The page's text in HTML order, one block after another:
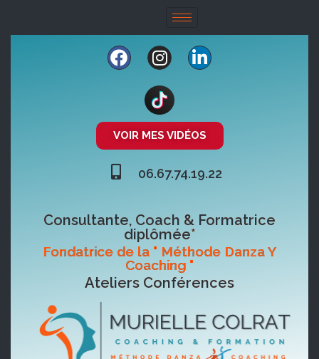
Consultante, Coach & Formatrice
diplômée*
Fondatrice de la " Méthode Danza Y
Coaching "
Ateliers Conférences
VOIR MES VIDÉOS
06.67.74.19.22